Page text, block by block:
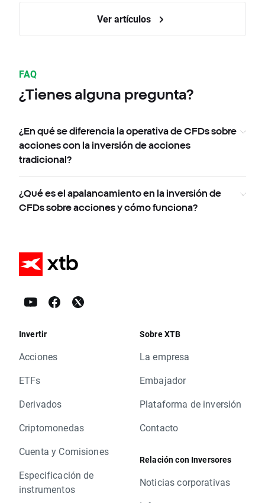
Ver artículos
FAQ
¿Tienes alguna pregunta?
¿En qué se diferencia la operativa de CFDs sobre
acciones con la inversión de acciones
tradicional?
¿Qué es el apalancamiento en la inversión de
CFDs sobre acciones y cómo funciona?
Invertir
Acciones
ETFs
Derivados
Criptomonedas
Cuenta y Comisiones
Especificación de
instrumentos
Sobre XTB
La empresa
Embajador
Plataforma de inversión
Contacto
Relación con Inversores
Noticias corporativas